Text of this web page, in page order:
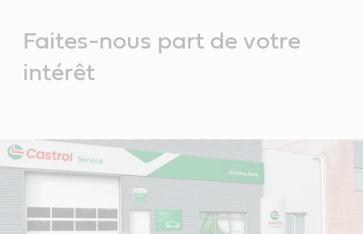
Faites-nous part de votre
intérêt